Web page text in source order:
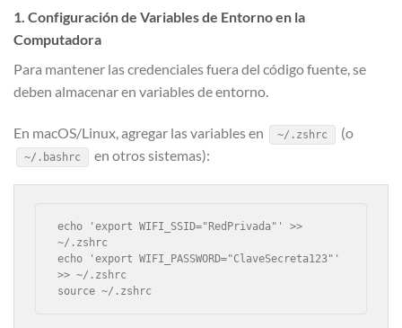
1. Configuración de Variables de Entorno en la
Computadora
Para mantener las credenciales fuera del código fuente, se
deben almacenar en variables de entorno.
En macOS/Linux, agregar las variables en ~/.zshrc (o
~/.bashrc en otros sistemas):
echo 'export WIFI_SSID="RedPrivada"' >>
~/.zshrc
echo 'export WIFI_PASSWORD="ClaveSecreta123"'
>> ~/.zshrc
source ~/.zshrc